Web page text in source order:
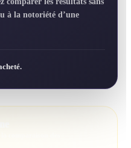
à la notoriété d’une